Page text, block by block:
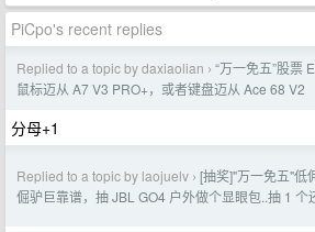
PiCpo's recent replies
Replied to a topic by daxiaolian › “万一免五”股票
鼠标迈从 A7 V3 PRO+，或者键盘迈从 Ace 68 V2
分母+1
Replied to a topic by laojuelv › [抽奖]"万一免五"低
倔驴巨靠谱，抽 JBL GO4 户外做个显眼包..抽 1 个